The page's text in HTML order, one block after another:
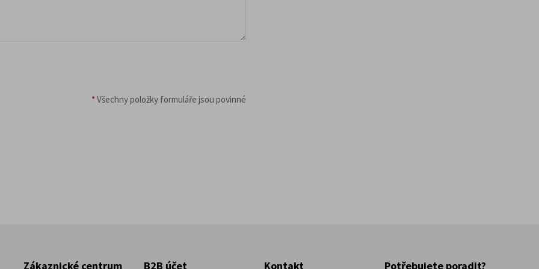
*Všechny položky formuláře jsou povinné
Zákaznické centrum B2B účet Kontakt Potřebujete poradit?